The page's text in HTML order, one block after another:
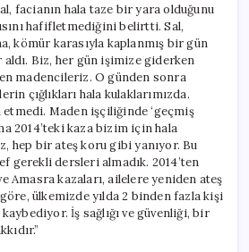
facianın hala taze bir yara olduğunu
hafifletmediğini belirtti. Sal,
kömür karasıyla kaplanmış bir gün
aldı. Biz, her gün işimize giderken
madencileriz. O günden sonra
çığlıkları hala kulaklarımızda.
Maden işçiliğinde ‘geçmiş
2014’teki kaza bizim için hala
hep bir ateş koru gibi yanıyor. Bu
gerekli dersleri almadık. 2014’ten
Amasra kazaları, ailelere yeniden ateş
ülkemizde yılda 2 binden fazla kişi
kaybediyor. İş sağlığı ve güvenliği, bir